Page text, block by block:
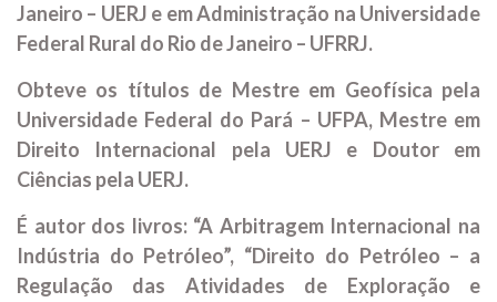
Janeiro – UERJ e em Administração na Universidade
Federal Rural do Rio de Janeiro – UFRRJ.
Obteve os títulos de Mestre em Geofísica pela
Universidade Federal do Pará – UFPA, Mestre em
Direito Internacional pela UERJ e Doutor em
Ciências pela UERJ.
É autor dos livros: “A Arbitragem Internacional na
Indústria do Petróleo”, “Direito do Petróleo – a
Regulação das Atividades de Exploração e